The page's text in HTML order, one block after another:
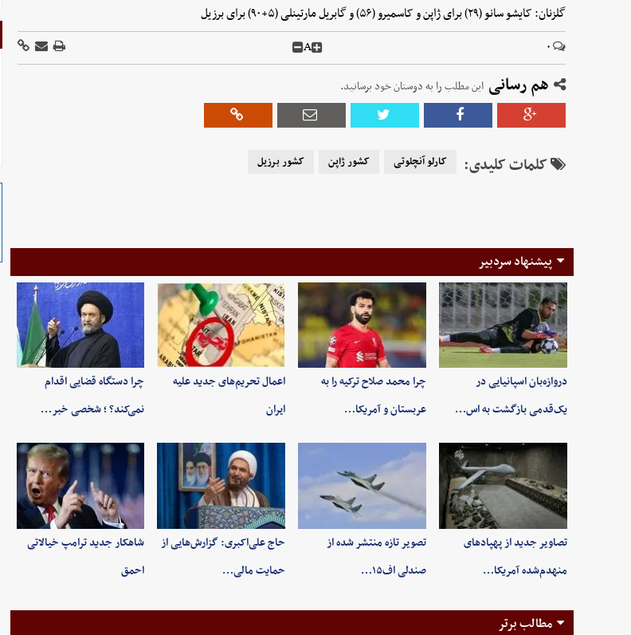
گلزنان: کایشو سانو (۲۹) برای ژاپن و کاسمیرو (۵۶) و گابریل مارتینلی (۵+۹۰) برای برزیل
۰ A
هم رسانی این مطلب را به دوستان خود برسانید.
کلمات کلیدی: کارلو آنچلوتی کشور ژاپن کشور برزیل
پیشنهاد سردبیر
دروازه‌بان اسپانیایی در
یک‌قدمی بازگشت به اس…
چرا محمد صلاح ترکیه را به
عربستان و آمریکا…
اعمال تحریم‌های جدید علیه
ایران
چرا دستگاه قضایی اقدام
نمی‌کند؟ ؛ شخصی خبر…
تصاویر جدید از پهپادهای
منهدم‌شده آمریکا…
تصویر تازه منتشر شده از
صندلی اف۱۵…
حاج علی‌اکبری: گزارش‌هایی از
حمایت مالی…
شاهکار جدید ترامپ خیالاتی
احمق
مطالب برتر